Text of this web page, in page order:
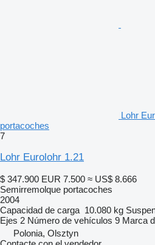
Lohr
portacoches
7
Lohr Eurolohr 1.21
$ 347.900 EUR 7.500 ≈ US$ 8.666
Semirremolque portacoches
2004
Capacidad de carga 10.080 kg
Ejes 2 Número de vehículos 9 Marca
Polonia, Olsztyn